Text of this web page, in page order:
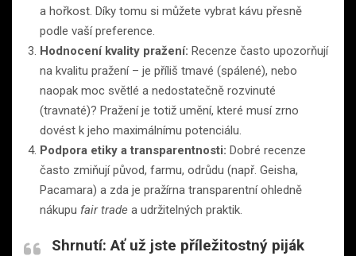
a hořkost. Díky tomu si můžete vybrat kávu přesně
podle vaší preference.
Hodnocení kvality pražení: Recenze často upozorňují
na kvalitu pražení – je příliš tmavé (spálené), nebo
naopak moc světlé a nedostatečně rozvinuté
(travnaté)? Pražení je totiž umění, které musí zrno
dovést k jeho maximálnímu potenciálu.
Podpora etiky a transparentnosti: Dobré recenze
často zmiňují původ, farmu, odrůdu (např. Geisha,
Pacamara) a zda je pražírna transparentní ohledně
nákupu fair trade a udržitelných praktik.
Shrnutí: Ať už jste příležitostný piják